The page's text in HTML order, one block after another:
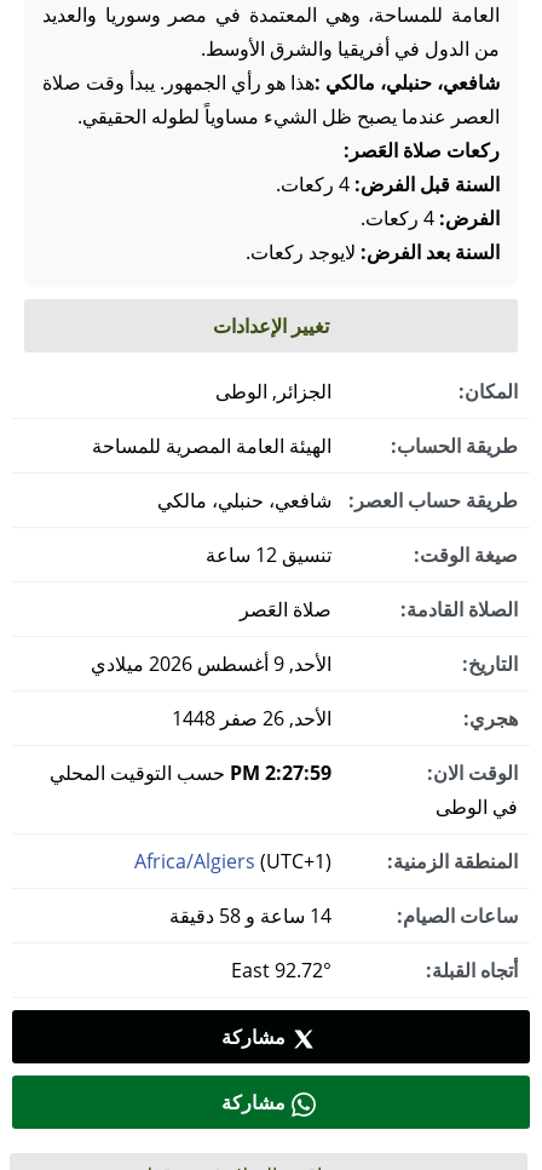
العامة للمساحة، وهي المعتمدة في مصر وسوريا والعديد
من الدول في أفريقيا والشرق الأوسط.
شافعي، حنبلي، مالكي :هذا هو رأي الجمهور. يبدأ وقت صلاة
العصر عندما يصبح ظل الشيء مساوياً لطوله الحقيقي.
ركعات صلاة العَصر:
السنة قبل الفرض:
الفرض:
السنة بعد الفرض: لايوجد ركعات.
تغيير الإعدادات
المكان: الجزائر, الوطى
طريقة الحساب: الهيئة العامة المصرية للمساحة
طريقة حساب العصر: شافعي، حنبلي، مالكي
صيغة الوقت: تنسيق 12 ساعة
الصلاة القادمة: صلاة العَصر
التاريخ: الأحد, 9 أغسطس 2026 ميلادي
هجري: الأحد, 26 صفر 1448
الوقت الان: 2:28:00 PM
حسب التوقيت المحلي
في الوطى
المنطقة الزمنية: Africa/Algiers (UTC+1)
ساعات الصيام:
أتجاه القبلة:
مشاركة
مشاركة